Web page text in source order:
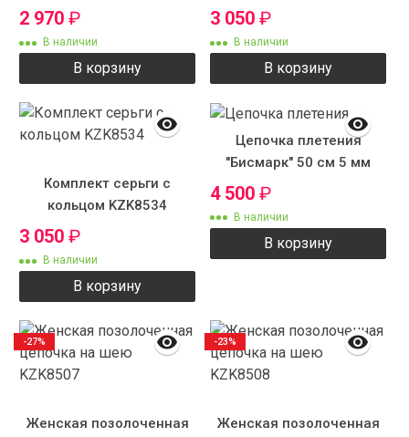
2 970 ₽
В наличии
В корзину
3 050 ₽
В наличии
В корзину
Комплект серьги с
кольцом KZK8534
3 050 ₽
В наличии
В корзину
Цепочка плетения
"Бисмарк" 50 см 5 мм
4 500 ₽
В наличии
В корзину
Женская позолоченная
-27%
Женская позолоченная
-23%